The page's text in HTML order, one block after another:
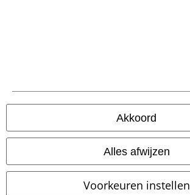
Akkoord
Alles afwijzen
Voorkeuren instellen
Informatie over toegankelijkheid
Cookie-instellingen
wettelijke BTW